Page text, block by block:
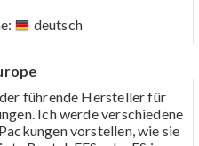
deutsch
führende Hersteller für
Ich werde verschiedene
vorstellen, wie sie